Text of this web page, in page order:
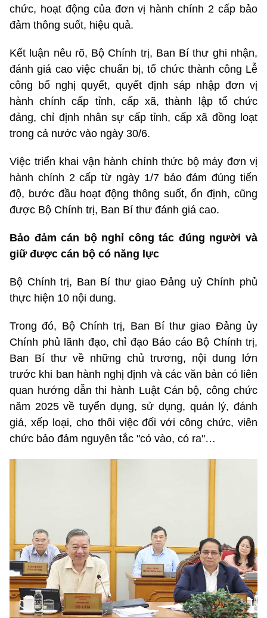
chức, hoạt động của đơn vị hành chính 2 cấp bảo
đảm thông suốt, hiệu quả.
Kết luận nêu rõ, Bộ Chính trị, Ban Bí thư ghi nhận,
đánh giá cao việc chuẩn bị, tổ chức thành công Lễ
công bố nghị quyết, quyết định sáp nhập đơn vị
hành chính cấp tỉnh, cấp xã, thành lập tổ chức
đảng, chỉ định nhân sự cấp tỉnh, cấp xã đồng loạt
trong cả nước vào ngày 30/6.
Việc triển khai vận hành chính thức bộ máy đơn vị
hành chính 2 cấp từ ngày 1/7 bảo đảm đúng tiến
độ, bước đầu hoạt động thông suốt, ổn định, cũng
được Bộ Chính trị, Ban Bí thư đánh giá cao.
Bảo đảm cán bộ nghỉ công tác đúng người và
giữ được cán bộ có năng lực
Bộ Chính trị, Ban Bí thư giao Đảng uỷ Chính phủ
thực hiện 10 nội dung.
Trong đó, Bộ Chính trị, Ban Bí thư giao Đảng ủy
Chính phủ lãnh đạo, chỉ đạo Báo cáo Bộ Chính trị,
Ban Bí thư về những chủ trương, nội dung lớn
trước khi ban hành nghị định và các văn bản có liên
quan hướng dẫn thi hành Luật Cán bộ, công chức
năm 2025 về tuyển dụng, sử dụng, quản lý, đánh
giá, xếp loại, cho thôi việc đối với công chức, viên
chức bảo đảm nguyên tắc "có vào, có ra"…